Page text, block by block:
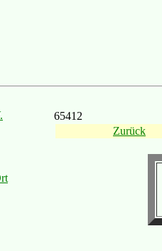
65412
Zurück